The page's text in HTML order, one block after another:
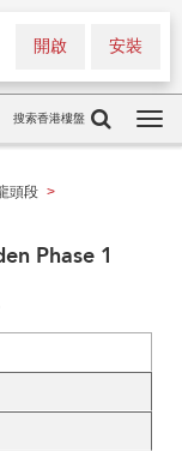
安裝
開啟
搜索香港樓盤
頭段 >
Phase 1